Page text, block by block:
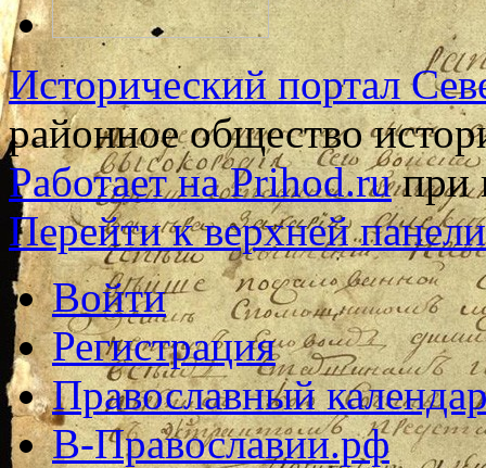
Исторический портал
районное общество
Работает на Prihod.ruпри
Перейти к верхней панели
Войти
Регистрация
Православный
В-Православии.рф